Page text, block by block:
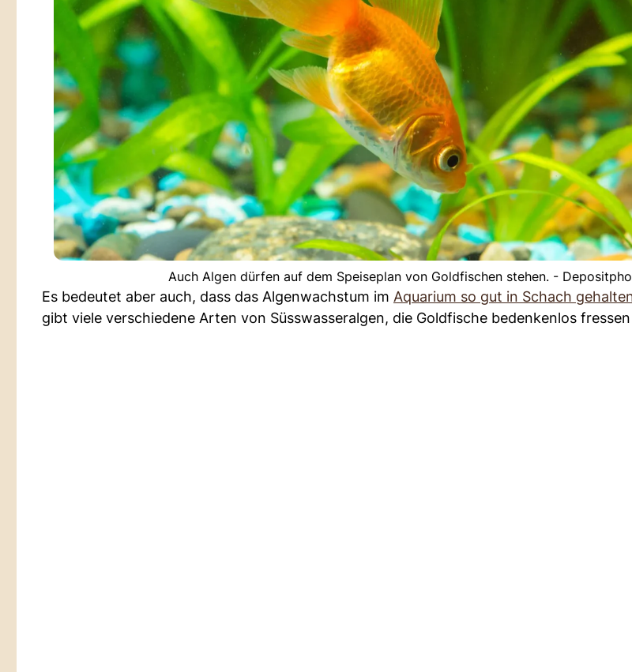
Auch Algen dürfen auf dem Speiseplan von Goldfischen stehen. -
Es bedeutet aber auch, dass das Algenwachstum im Aquarium so gut in Schach
gibt viele verschiedene Arten von Süsswasseralgen, die Goldfische bedenkenlos